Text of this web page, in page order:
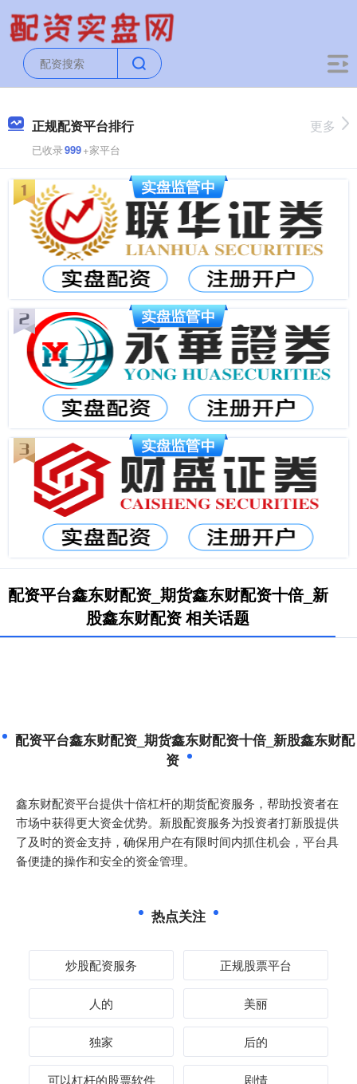
正规配资平台排行
已收录999+家平台
更多
配资平台鑫东财配资_期货鑫东财配资十倍_新
股鑫东财配资 相关话题
配资平台鑫东财配资_期货鑫东财配资十倍_新股鑫东财配
资
鑫东财配资平台提供十倍杠杆的期货配资服务，帮助投资者在
市场中获得更大资金优势。新股配资服务为投资者打新股提供
了及时的资金支持，确保用户在有限时间内抓住机会，平台具
备便捷的操作和安全的资金管理。
热点关注
炒股配资服务 正规股票平台
人的 美丽
独家 后的
可以杠杆的股票软件 剧情